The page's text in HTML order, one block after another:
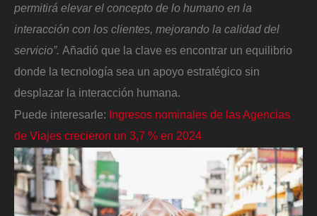
permitirá elevar el concepto de lo humano en la
interacción con los clientes, mejorando la calidad del
servicio”. Añadió que la clave es encontrar un equilibrio
donde la tecnología sea un apoyo estratégico sin
desplazar la interacción humana.
Puede interesarle: Ingresos nominales de las Agencias
de Viajes crecieron un 3,7 % en 2024